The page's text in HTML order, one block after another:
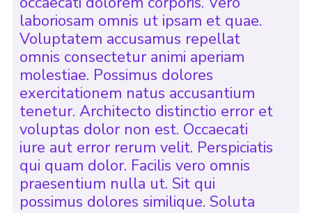
laboriosam omnis ut ipsam et quae.
Voluptatem accusamus repellat
omnis consectetur animi aperiam
molestiae. Possimus dolores
exercitationem natus accusantium
tenetur. Architecto distinctio error et
voluptas dolor non est. Occaecati
iure aut error rerum velit. Perspiciatis
qui quam dolor. Facilis vero omnis
praesentium nulla ut. Sit qui
possimus dolores similique. Soluta